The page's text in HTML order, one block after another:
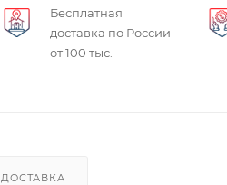
Бесплатная
доставка по России
от 100 тыс.
ДОСТАВКА